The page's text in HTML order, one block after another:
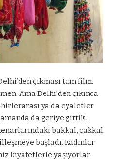
çıkması tam film.
Ama Delhi’den çıkınca
ya da eyaletler
da geriye gittik.
bakkal, çakkal
başladı. Kadınlar
kıyafetlerle yaşıyorlar.